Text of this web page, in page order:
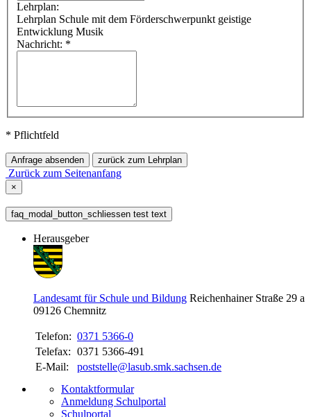
Lehrplan:
Lehrplan Schule mit dem Förderschwerpunkt geistige
Entwicklung Musik
Nachricht: *
* Pflichtfeld
Anfrage absenden zurück zum Lehrplan
Zurück zum Seitenanfang
×
faq_modal_button_schliessen test text
Herausgeber
Landesamt für Schule und Bildung Reichenhainer Straße 29 a
09126 Chemnitz
Telefon: 0371 5366-0
Telefax: 0371 5366-491
E-Mail:
poststelle@lasub.smk.sachsen.de
Kontaktformular
Anmeldung Schulportal
Schulportal